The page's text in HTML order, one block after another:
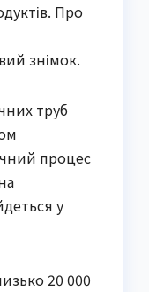
Про
знімок.
труб
процес
у
20 000